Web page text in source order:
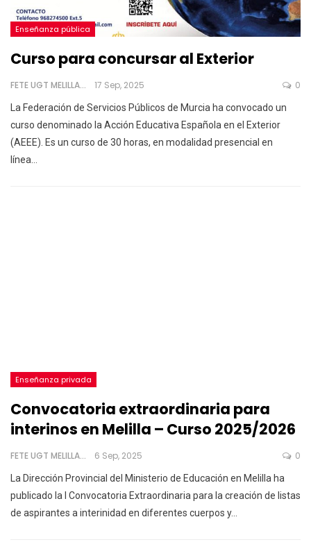
Enseñanza pública
Curso para concursar al Exterior
FETE UGT MELILLA 17 Sep, 2025 0
La Federación de Servicios Públicos de Murcia ha convocado un
curso denominado la Acción Educativa Española en el Exterior
(AEEE). Es un curso de 30 horas, en modalidad presencial en
línea
Enseñanza privada
Convocatoria extraordinaria para
interinos en Melilla – Curso 2025/2026
FETE UGT MELILLA 6 Sep, 2025 0
La Dirección Provincial del Ministerio de Educación en Melilla ha
publicado la I Convocatoria Extraordinaria para la creación de listas
de aspirantes a interinidad en diferentes cuerpos y…